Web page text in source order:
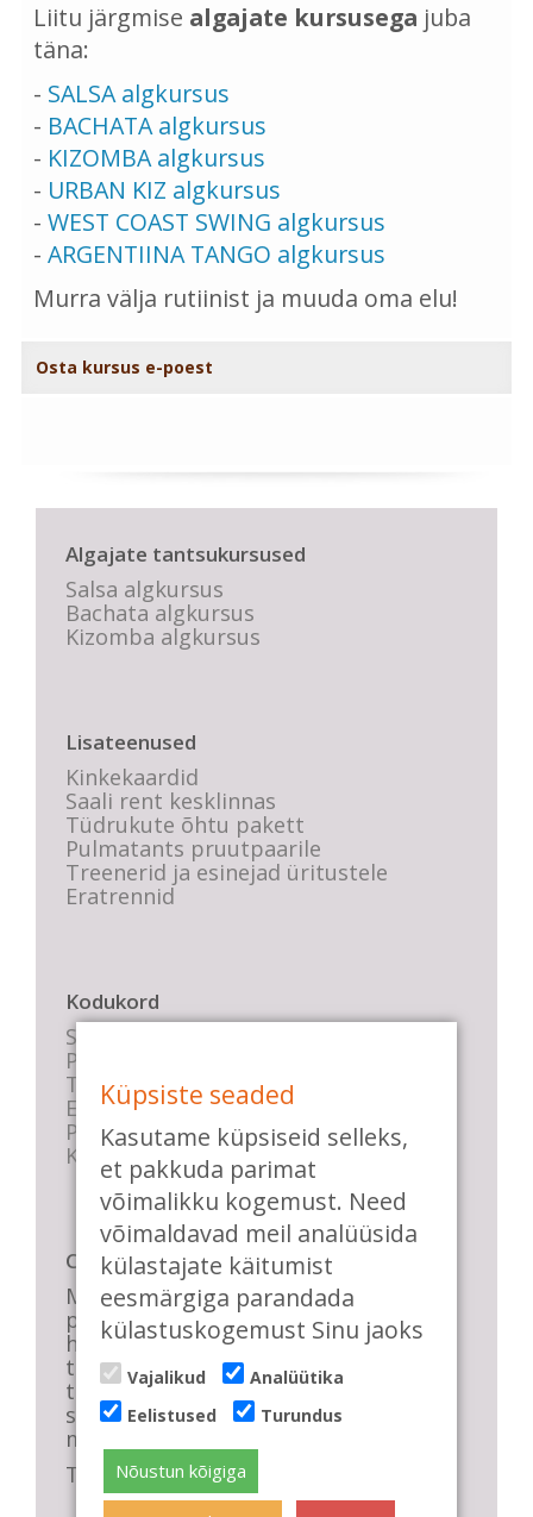
Liitu järgmise algajate kursusega juba
täna:
- SALSA algkursus
- BACHATA algkursus
- KIZOMBA algkursus
- URBAN KIZ algkursus
- WEST COAST SWING algkursus
- ARGENTIINA TANGO algkursus
Murra välja rutiinist ja muuda oma elu!
Osta kursus e-poest
Algajate tantsukursused
Salsa algkursus
Bachata algkursus
Kizomba algkursus
Lisateenused
Kinkekaardid
Saali rent kesklinnas
Tüdrukute õhtu pakett
Pulmatants pruutpaarile
Treenerid ja esinejad üritustele
Eratrennid
Kodukord
Stuudio sisekord
Privaatsustingimused
Tasemete kirjeldused
E-poe tingimused
Parkimise info
KKK
Casa de Baile
Me pühendume lõbusale olemisele,
positiivsele seltskonnale ja
huvitavatele ning kasulikele
tantsudele. Kui mõnes meie
talveõhtuses trennis tuled kustutada,
siis vaatab vastu säravate silmade
meri, mis näitab, et oleme õigel teel!
Tule ka sina meie sekka.
Küpsiste seaded
Kasutame küpsiseid selleks,
et pakkuda parimat
võimalikku kogemust. Need
võimaldavad meil analüüsida
külastajate käitumist
eesmärgiga parandada
külastuskogemust Sinu jaoks
Vajalikud
Analüütika
Eelistused
Turundus
Nõustun kõigiga